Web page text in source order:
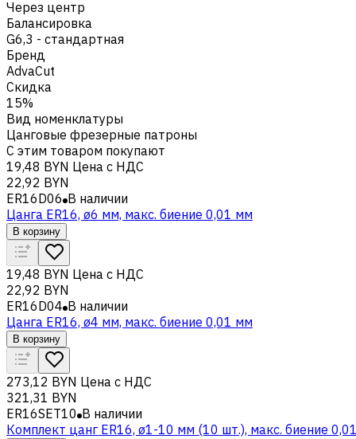
Через центр
Балансировка
G6,3 - стандартная
Бренд
AdvaCut
Скидка
15%
Вид номенклатуры
Цанговые фрезерные патроны
С этим товаром покупают
19,48 BYN Цена с НДС
22,92 BYN
ER16D06 В наличии
Цанга ER16, ø6 мм, макс. биение 0,01 мм
В корзину
19,48 BYN Цена с НДС
22,92 BYN
ER16D04 В наличии
Цанга ER16, ø4 мм, макс. биение 0,01 мм
В корзину
273,12 BYN Цена с НДС
321,31 BYN
ER16SET10 В наличии
Комплект цанг ER16, ø1-10 мм (10 шт.), макс. биение